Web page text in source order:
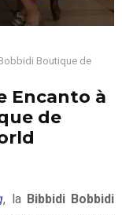
Boutique de
Encanto à
de
, la Bibbidi Bobbidi